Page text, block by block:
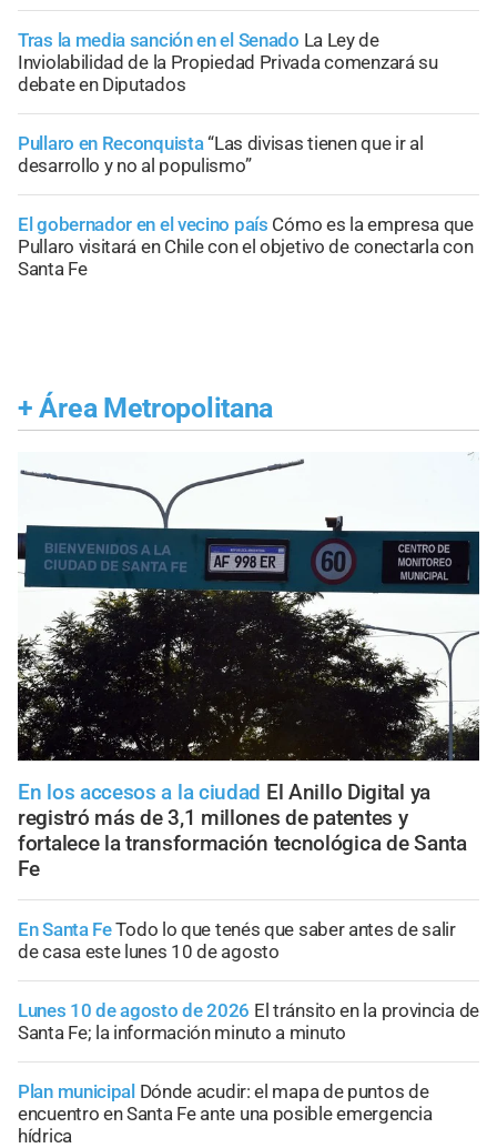
Tras la media sanción en el Senado La Ley de
Inviolabilidad de la Propiedad Privada comenzará su
debate en Diputados
Pullaro en Reconquista“Las divisas tienen que ir al
desarrollo y no al populismo”
El gobernador en el vecino país Cómo es la empresa que
Pullaro visitará en Chile con el objetivo de conectarla con
Santa Fe
+ Área Metropolitana
En los accesos a la ciudad El Anillo Digital ya
registró más de 3,1 millones de patentes y
fortalece la transformación tecnológica de Santa
Fe
En Santa FeTodo lo que tenés que saber antes de salir
de casa este lunes 10 de agosto
Lunes 10 de agosto de 2026 El tránsito en la provincia de
Santa Fe; la información minuto a minuto
Plan municipal Dónde acudir: el mapa de puntos de
encuentro en Santa Fe ante una posible emergencia
hídrica